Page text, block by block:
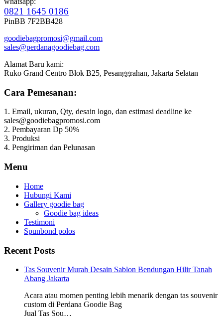
0821 1645 0186
PinBB 7F2BB428
goodiebagpromosi@gmail.com
sales@perdanagoodiebag.com
Alamat Baru kami:
Ruko Grand Centro Blok B25, Pesanggrahan, Jakarta Selatan
Cara Pemesanan:
1. Email, ukuran, Qty, desain logo, dan estimasi deadline ke
sales@goodiebagpromosi.com
2. Pembayaran Dp 50%
3. Produksi
4. Pengiriman dan Pelunasan
Menu
Home
Hubungi Kami
Gallery goodie bag
Goodie bag ideas
Testimoni
Spunbond polos
Recent Posts
Tas Souvenir Murah Desain Sablon Bendungan Hilir Tanah
Abang Jakarta
Acara atau momen penting lebih menarik dengan tas souvenir
custom di Perdana Goodie Bag
Jual Tas Sou…